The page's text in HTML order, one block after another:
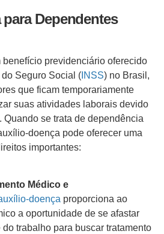
Dependentes
previdenciário oferecido
Seguro Social ( INSS) no Brasil,
que ficam temporariamente
suas atividades laborais devido
Quando se trata de dependência
doença pode oferecer uma
importantes:
Médico e
doença proporciona ao
a oportunidade de se afastar
trabalho para buscar tratamento